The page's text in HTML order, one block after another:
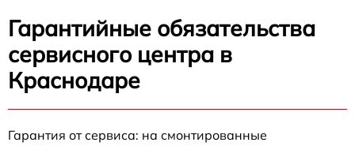
Гарантийные обязательства
сервисного центра в
Краснодаре
Гарантия от сервиса: на смонтированные